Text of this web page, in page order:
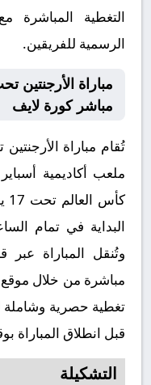
التغطية المباشرة
الرسمية للفريقين.
مباشر كورة لايف
وتُنقل المباراة عبر
مباشرة من خلال
تغطية حصرية وشاملة
قبل انطلاق المباراة
التشكيلة